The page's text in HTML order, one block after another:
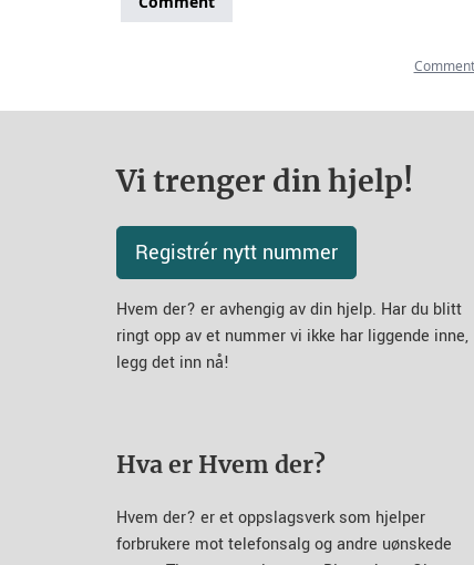
Vi trenger din hjelp!
Registrér nytt nummer
Hvem der? er avhengig av din hjelp. Har du blitt
ringt opp av et nummer vi ikke har liggende inne,
legg det inn nå!
Hva er Hvem der?
Hvem der? er et oppslagsverk som hjelper
forbrukere mot telefonsalg og andre uønskede